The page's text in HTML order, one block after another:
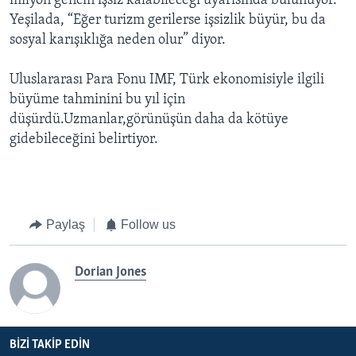
Yeşilada, “Eğer turizm gerilerse işsizlik büyür, bu da
sosyal karışıklığa neden olur” diyor.
Uluslararası Para Fonu IMF, Türk ekonomisiyle ilgili
büyüme tahminini bu yıl için
düşürdü.Uzmanlar,görünüşün daha da kötüye
gidebileceğini belirtiyor.
Paylaş Follow us
Dorian Jones
BIZI TAKIP EDIN